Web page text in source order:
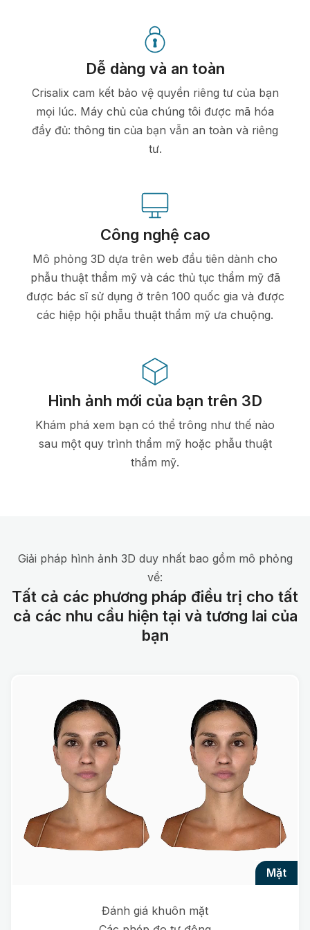
Dễ dàng và an toàn
Crisalix cam kết bảo vệ quyền riêng tư của bạn
mọi lúc. Máy chủ của chúng tôi được mã hóa
đầy đủ: thông tin của bạn vẫn an toàn và riêng
tư.
Công nghệ cao
Mô phỏng 3D dựa trên web đầu tiên dành cho
phẫu thuật thẩm mỹ và các thủ tục thẩm mỹ đã
được bác sĩ sử dụng ở trên 100 quốc gia và được
các hiệp hội phẫu thuật thẩm mỹ ưa chuộng.
Hình ảnh mới của bạn trên 3D
Khám phá xem bạn có thể trông như thế nào
sau một quy trình thẩm mỹ hoặc phẫu thuật
thẩm mỹ.
Giải pháp hình ảnh 3D duy nhất bao gồm mô phỏng
về:
Tất cả các phương pháp điều trị cho tất
cả các nhu cầu hiện tại và tương lai của
bạn
mặt
Đánh giá khuôn mặt